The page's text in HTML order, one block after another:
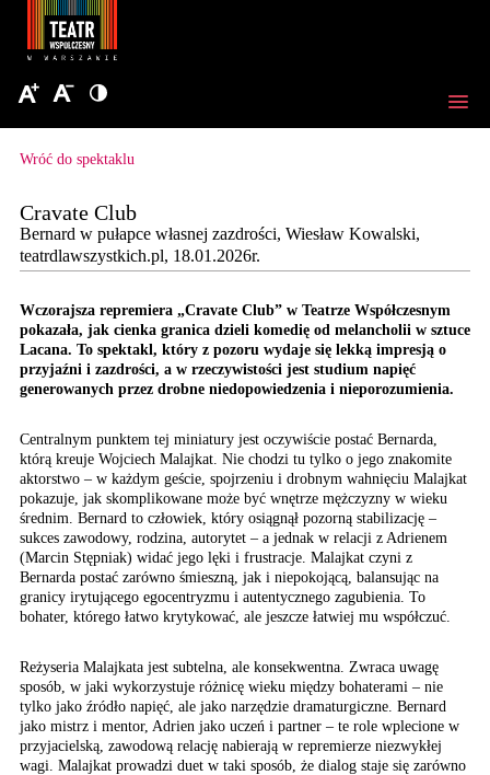
Wróć do spektaklu
Cravate Club
Bernard w pułapce własnej zazdrości, Wiesław Kowalski,
teatrdlawszystkich.pl, 18.01.2026r.
Wczorajsza repremiera „Cravate Club” w Teatrze Współczesnym
pokazała, jak cienka granica dzieli komedię od melancholii w sztuce
Lacana. To spektakl, który z pozoru wydaje się lekką impresją o
przyjaźni i zazdrości, a w rzeczywistości jest studium napięć
generowanych przez drobne niedopowiedzenia i nieporozumienia.
Centralnym punktem tej miniatury jest oczywiście postać Bernarda,
którą kreuje Wojciech Malajkat. Nie chodzi tu tylko o jego znakomite
aktorstwo – w każdym geście, spojrzeniu i drobnym wahnięciu Malajkat
pokazuje, jak skomplikowane może być wnętrze mężczyzny w wieku
średnim. Bernard to człowiek, który osiągnął pozorną stabilizację –
sukces zawodowy, rodzina, autorytet – a jednak w relacji z Adrienem
(Marcin Stępniak) widać jego lęki i frustracje. Malajkat czyni z
Bernarda postać zarówno śmieszną, jak i niepokojącą, balansując na
granicy irytującego egocentryzmu i autentycznego zagubienia. To
bohater, którego łatwo krytykować, ale jeszcze łatwiej mu współczuć.
Reżyseria Malajkata jest subtelna, ale konsekwentna. Zwraca uwagę
sposób, w jaki wykorzystuje różnicę wieku między bohaterami – nie
tylko jako źródło napięć, ale jako narzędzie dramaturgiczne. Bernard
jako mistrz i mentor, Adrien jako uczeń i partner – te role wplecione w
przyjacielską, zawodową relację nabierają w repremierze niezwykłej
wagi. Malajkat prowadzi duet w taki sposób, że dialog staje się zarówno